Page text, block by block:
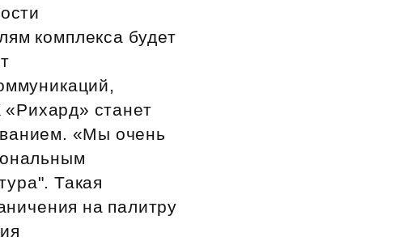
комплекса будет
«Рихард» станет
«Мы очень
Такая
на палитру